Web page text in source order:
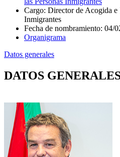
Cargo: Director de Acogida e
Inmigrantes
Fecha de nombramiento: 04/
Organigrama
Datos generales
DATOS